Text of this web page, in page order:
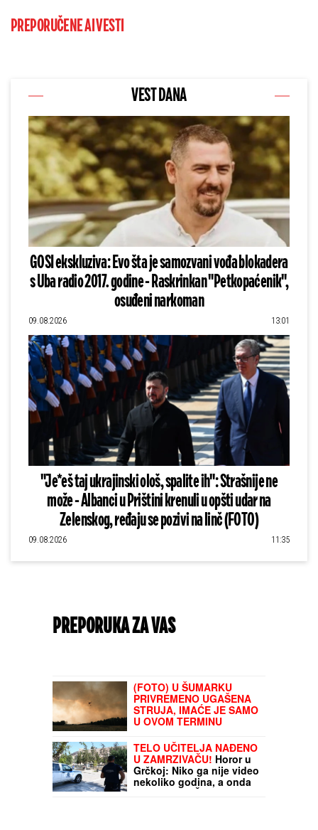
PREPORUČENE AI VESTI
VEST DANA
GOSI ekskluziva: Evo šta je samozvani vođa blokadera
s Uba radio 2017. godine - Raskrinkan "Petkopaćenik",
osuđeni narkoman
09.08.2026 13:01
"Je*eš taj ukrajinski ološ, spalite ih": Strašnije ne
može - Albanci u Prištini krenuli u opšti udar na
Zelenskog, ređaju se pozivi na linč (FOTO)
09.08.2026 11:35
PREPORUKA ZA VAS